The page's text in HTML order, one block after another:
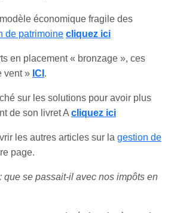
économique fragile des
de patrimoine cliquez ici
en placement « bronzage », ces
vent » ICI .
sur les solutions pour avoir plus
de son livret A cliquez ici
les autres articles sur la gestion de
page.
que se passait-il avec nos impôts en